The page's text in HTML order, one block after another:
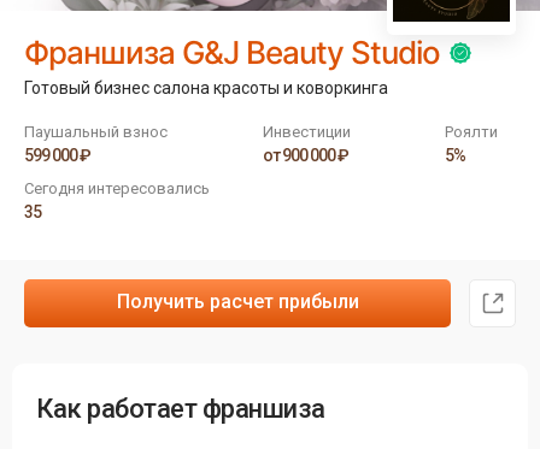
Франшиза G&J Beauty Studio
Готовый бизнес салона красоты и коворкинга
Паушальный взнос
599 000 ₽
Инвестиции
от 900 000 ₽
Роялти
5%
Сегодня интересовались
35
Получить расчет прибыли
Как работает франшиза